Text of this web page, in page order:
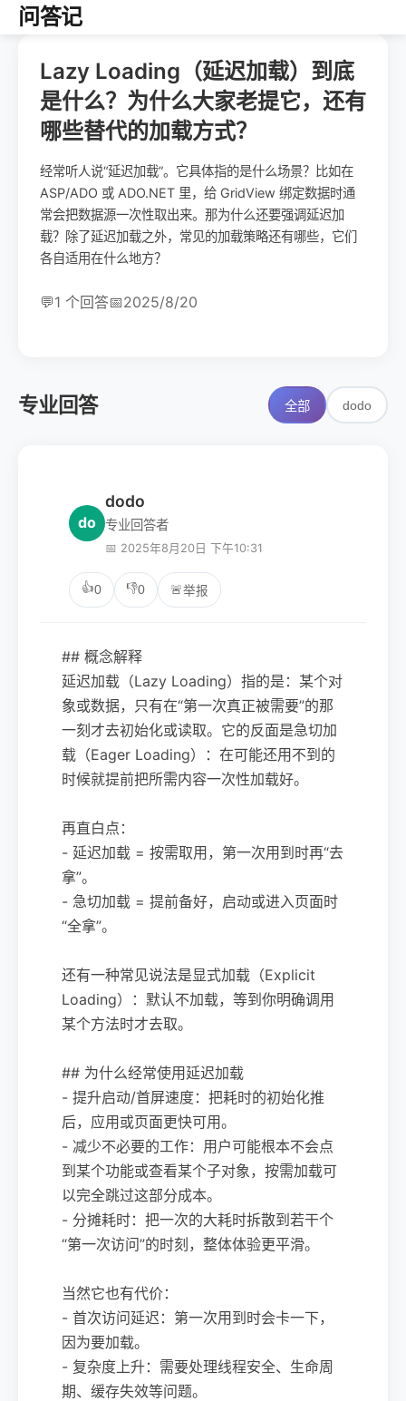
问答记
Lazy Loading（延迟加载）到底
是什么？为什么大家老提它，还有
哪些替代的加载方式？
经常听人说“延迟加载”。它具体指的是什么场景？比如在
ASP/ADO 或 ADO.NET 里，给 GridView 绑定数据时通
常会把数据源一次性取出来。那为什么还要强调延迟加
载？除了延迟加载之外，常见的加载策略还有哪些，它们
各自适用在什么地方？
💬1 个回答📅2025/8/20
专业回答 全部 dodo
do
dodo
专业回答者
📅 2025年8月20日 下午10:31
👍0 👎0 🚨举报
## 概念解释
延迟加载（Lazy Loading）指的是：某个对
象或数据，只有在“第一次真正被需要”的那
一刻才去初始化或读取。它的反面是急切加
载（Eager Loading）：在可能还用不到的
时候就提前把所需内容一次性加载好。
再直白点：
- 延迟加载 = 按需取用，第一次用到时再“去
拿”。
- 急切加载 = 提前备好，启动或进入页面时
“全拿”。
还有一种常见说法是显式加载（Explicit
Loading）：默认不加载，等到你明确调用
某个方法时才去取。
## 为什么经常使用延迟加载
- 提升启动/首屏速度：把耗时的初始化推
后，应用或页面更快可用。
- 减少不必要的工作：用户可能根本不会点
到某个功能或查看某个子对象，按需加载可
以完全跳过这部分成本。
- 分摊耗时：把一次的大耗时拆散到若干个
“第一次访问”的时刻，整体体验更平滑。
当然它也有代价：
- 首次访问延迟：第一次用到时会卡一下，
因为要加载。
- 复杂度上升：需要处理线程安全、生命周
期、缓存失效等问题。